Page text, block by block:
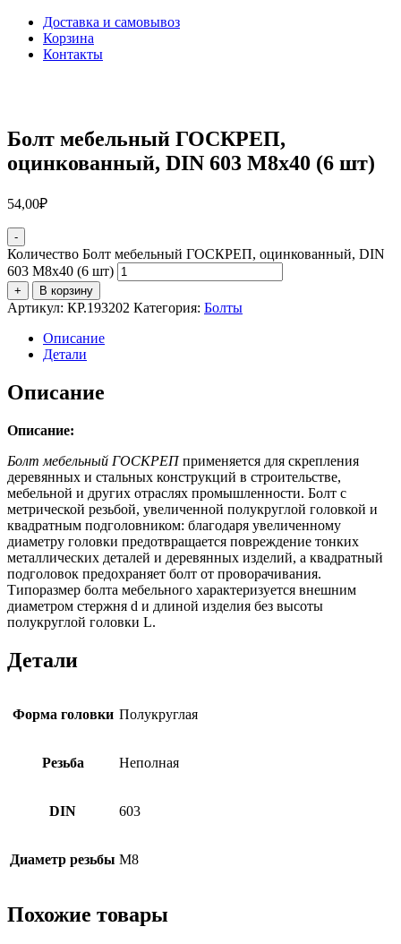
Доставка и самовывоз
Корзина
Контакты
Болт мебельный ГОСКРЕП,
оцинкованный, DIN 603 М8х40 (6 шт)
54,00₽
-
Количество Болт мебельный ГОСКРЕП, оцинкованный, DIN
603 М8х40 (6 шт)
+ В корзину
Артикул: КР.193202 Категория: Болты
Описание
Детали
Описание
Описание:
Болт мебельный ГОСКРЕПприменяется для скрепления
деревянных и стальных конструкций в строительстве,
мебельной и других отраслях промышленности. Болт с
метрической резьбой, увеличенной полукруглой головкой и
квадратным подголовником: благодаря увеличенному
диаметру головки предотвращается повреждение тонких
металлических деталей и деревянных изделий, а квадратный
подголовок предохраняет болт от проворачивания.
Типоразмер болта мебельного характеризуется внешним
диаметром стержня d и длиной изделия без высоты
полукруглой головки L.
Детали
Форма головки Полукруглая
Резьба Неполная
DIN 603
Диаметр резьбы М8
Похожие товары